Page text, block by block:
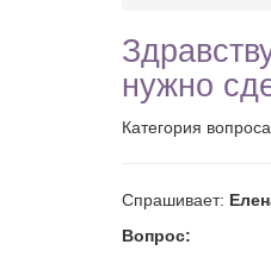
нужно
Категория
Спрашивает:
Вопрос: